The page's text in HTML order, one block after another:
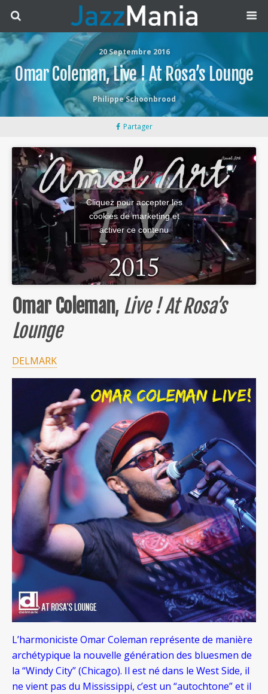
20 Septembre 2016
Omar Coleman, Live ! At Rosa’s Lounge
Philippe Schoonbrood
Partager
Cliquez pour accepter les
cookies de marketing et
activer ce contenu
Omar Coleman, Live ! At Rosa’s
Lounge
DELMARK
L’harmoniciste Omar Coleman représente de manière
archétypique la nouvelle génération des bluesmen de
la “Windy City” (Chicago). Il est né dans le West Side, il
ne vient pas du Mississippi, c’est un “autochtone” et il